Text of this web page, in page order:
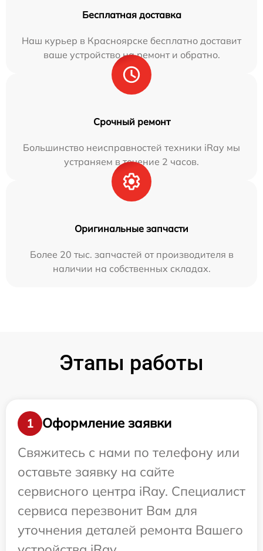
Бесплатная доставка
Наш курьер в Красноярске бесплатно доставит
ваше устройство на ремонт и обратно.
Срочный ремонт
Большинство неисправностей техники iRay мы
устраняем в течение 2 часов.
Оригинальные запчасти
Более 20 тыс. запчастей от производителя в
наличии на собственных складах.
Этапы работы
1
Оформление заявки
Свяжитесь с нами по телефону или
оставьте заявку на сайте
сервисного центра iRay. Специалист
сервиса перезвонит Вам для
уточнения деталей ремонта Вашего